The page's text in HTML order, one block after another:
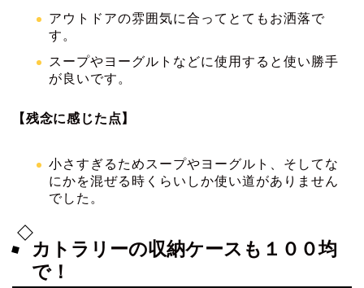
アウトドアの雰囲気に合ってとてもお洒落で
す。
スープやヨーグルトなどに使用すると使い勝手
が良いです。
【残念に感じた点】
小さすぎるためスープやヨーグルト、そしてな
にかを混ぜる時くらいしか使い道がありません
でした。
カトラリーの収納ケースも１００均
で！